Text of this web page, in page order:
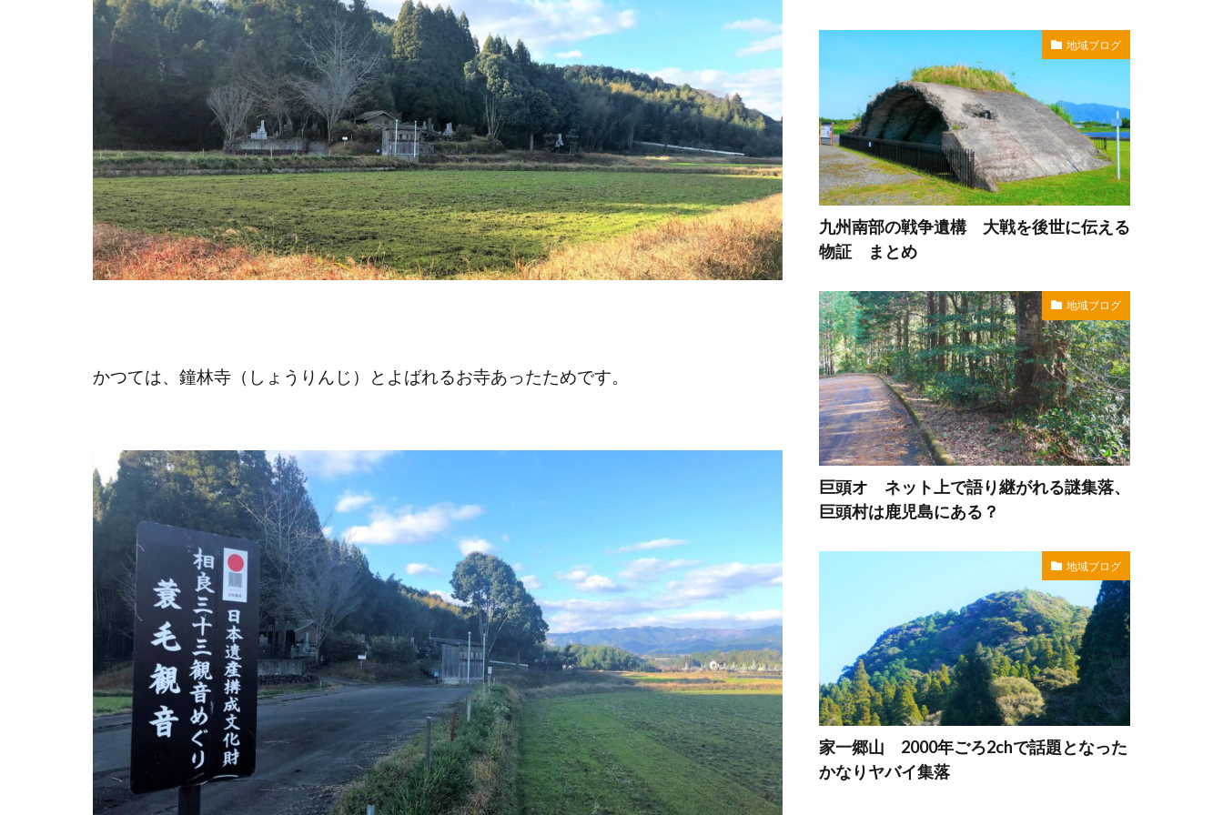
かつては、鐘林寺（しょうりんじ）とよばれるお寺あったためです。
地域ブログ
九州南部の戦争遺構 大戦を後世に伝える
物証 まとめ
地域ブログ
巨頭オ ネット上で語り継がれる謎集落、
巨頭村は鹿児島にある？
地域ブログ
家一郷山 2000年ごろ2chで話題となった
かなりヤバイ集落